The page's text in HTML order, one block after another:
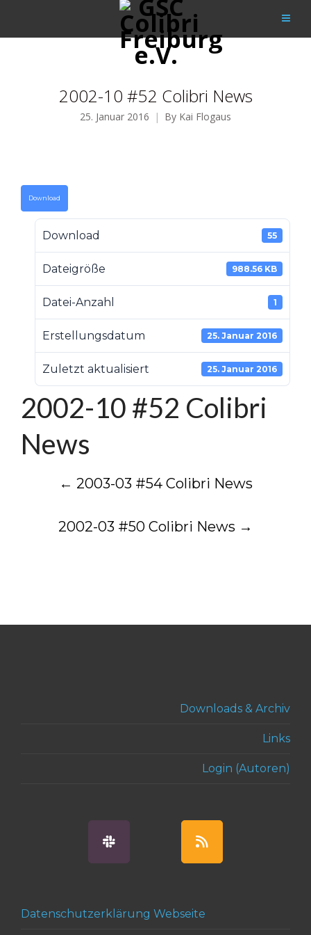
2002-10 #52 Colibri News
25. Januar 2016 By Kai Flogaus
Download
Download 55
Dateigröße 988.56 KB
Datei-Anzahl 1
Erstellungsdatum 25. Januar 2016
Zuletzt aktualisiert 25. Januar 2016
2002-10 #52 Colibri
News
Post
navigation
← 2003-03 #54 Colibri News
2002-03 #50 Colibri News →
Downloads & Archiv
Links
Login (Autoren)
Datenschutzerklärung Webseite